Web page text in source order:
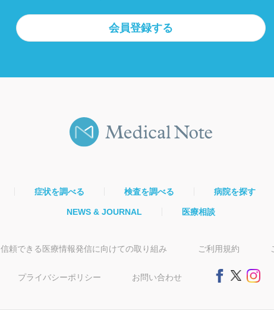
会員登録する
症状を調べる 検査を調べる 病院を探す
NEWS & JOURNAL 医療相談
信頼できる医療情報発信に向けての取り組み ご利用規約
プライバシーポリシー お問い合わせ